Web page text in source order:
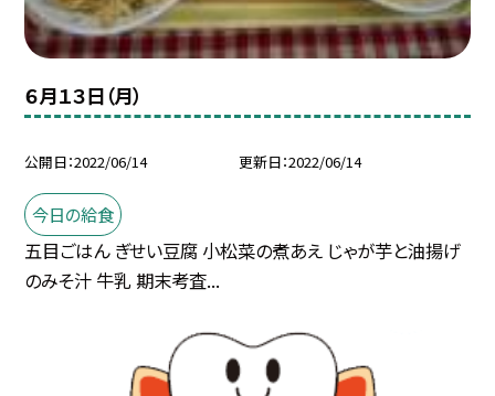
６月１３日（月）
公開日 2022/06/14 更新日 2022/06/14
今日の給食
五目ごはん ぎせい豆腐 小松菜の煮あえ じゃが芋と油揚げ
のみそ汁 牛乳 期末考査...